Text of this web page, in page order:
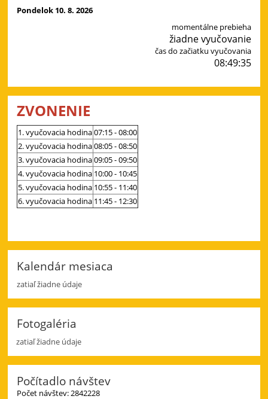
Pondelok 10. 8. 2026
momentálne prebieha
žiadne vyučovanie
čas do začiatku vyučovania
08:49:34
ZVONENIE
1. vyučovacia hodina07:15 - 08:00
2. vyučovacia hodina08:05 - 08:50
3. vyučovacia hodina09:05 - 09:50
4. vyučovacia hodina 10:00 - 10:45
5. vyučovacia hodina 10:55 - 11:40
6.vyučovacia hodina 11:45 - 12:30
Kalendár mesiaca
zatiaľ žiadne údaje
Fotogaléria
zatiaľ žiadne údaje
Počítadlo návštev
Počet návštev: 2842228